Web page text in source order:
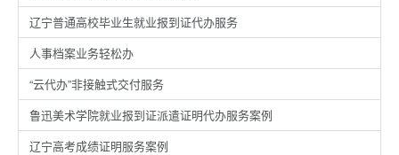
辽宁普通高校毕业生就业报到证代办服务
人事档案业务轻松办
“云代办”非接触式交付服务
鲁迅美术学院就业报到证派遣证明代办服务案例
辽宁高考成绩证明服务案例